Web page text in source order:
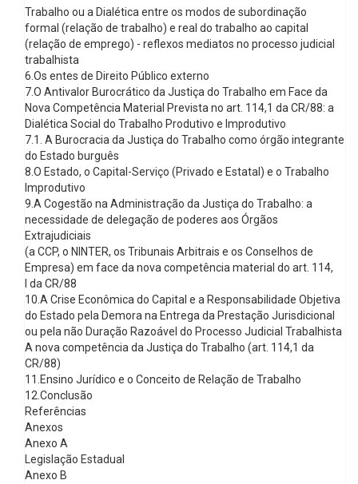
Trabalho ou a Dialética entre os modos de subordinação
formal (relação de trabalho) e real do trabalho ao capital
(relação de emprego) - reflexos mediatos no processo judicial
trabalhista
6.Os entes de Direito Público externo
7.O Antivalor Burocrático da Justiça do Trabalho em Face da
Nova Competência Material Prevista no art. 114,1 da CR/88: a
Dialética Social do Trabalho Produtivo e Improdutivo
7.1. A Burocracia da Justiça do Trabalho como órgão integrante
do Estado burguês
8.O Estado, o Capital-Serviço (Privado e Estatal) e o Trabalho
Improdutivo
9.A Cogestão na Administração da Justiça do Trabalho: a
necessidade de delegação de poderes aos Órgãos
Extrajudiciais
(a CCP, o NINTER, os Tribunais Arbitrais e os Conselhos de
Empresa) em face da nova competência material do art. 114,
I da CR/88
10.A Crise Econômica do Capital e a Responsabilidade Objetiva
do Estado pela Demora na Entrega da Prestação Jurisdicional
ou pela não Duração Razoável do Processo Judicial Trabalhista
A nova competência da Justiça do Trabalho (art. 114,1 da
CR/88)
11.Ensino Jurídico e o Conceito de Relação de Trabalho
12.Conclusão
Referências
Anexos
Anexo A
Legislação Estadual
Anexo B